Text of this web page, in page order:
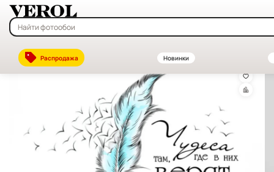
Распродажа Новинки
Главная—Каталог